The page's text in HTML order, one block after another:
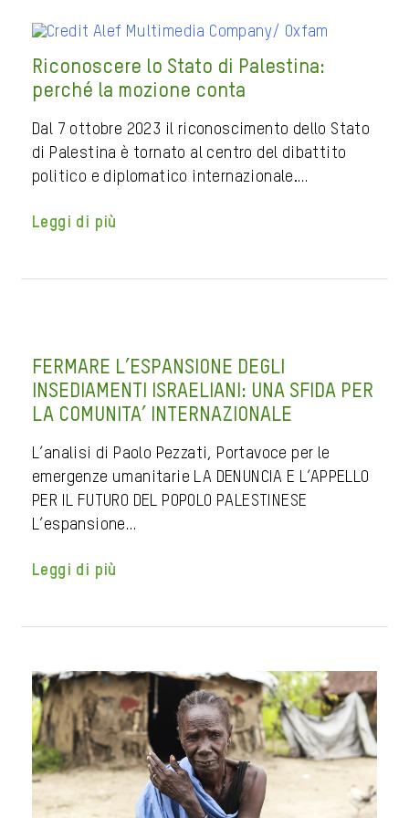
Riconoscere lo Stato di Palestina:
perché la mozione conta
Dal 7 ottobre 2023 il riconoscimento dello Stato
di Palestina è tornato al centro del dibattito
politico e diplomatico internazionale.…
Leggi di più
FERMARE L’ESPANSIONE DEGLI
INSEDIAMENTI ISRAELIANI: UNA SFIDA PER
LA COMUNITA’ INTERNAZIONALE
L’analisi di Paolo Pezzati, Portavoce per le
emergenze umanitarie LA DENUNCIA E L’APPELLO
PER IL FUTURO DEL POPOLO PALESTINESE
L’espansione…
Leggi di più